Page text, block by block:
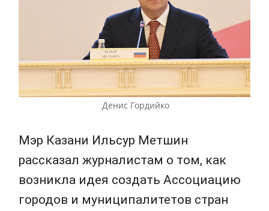
Денис Гордийко
Мэр Казани Ильсур Метшин
рассказал журналистам о том, как
возникла идея создать Ассоциацию
городов и муниципалитетов стран